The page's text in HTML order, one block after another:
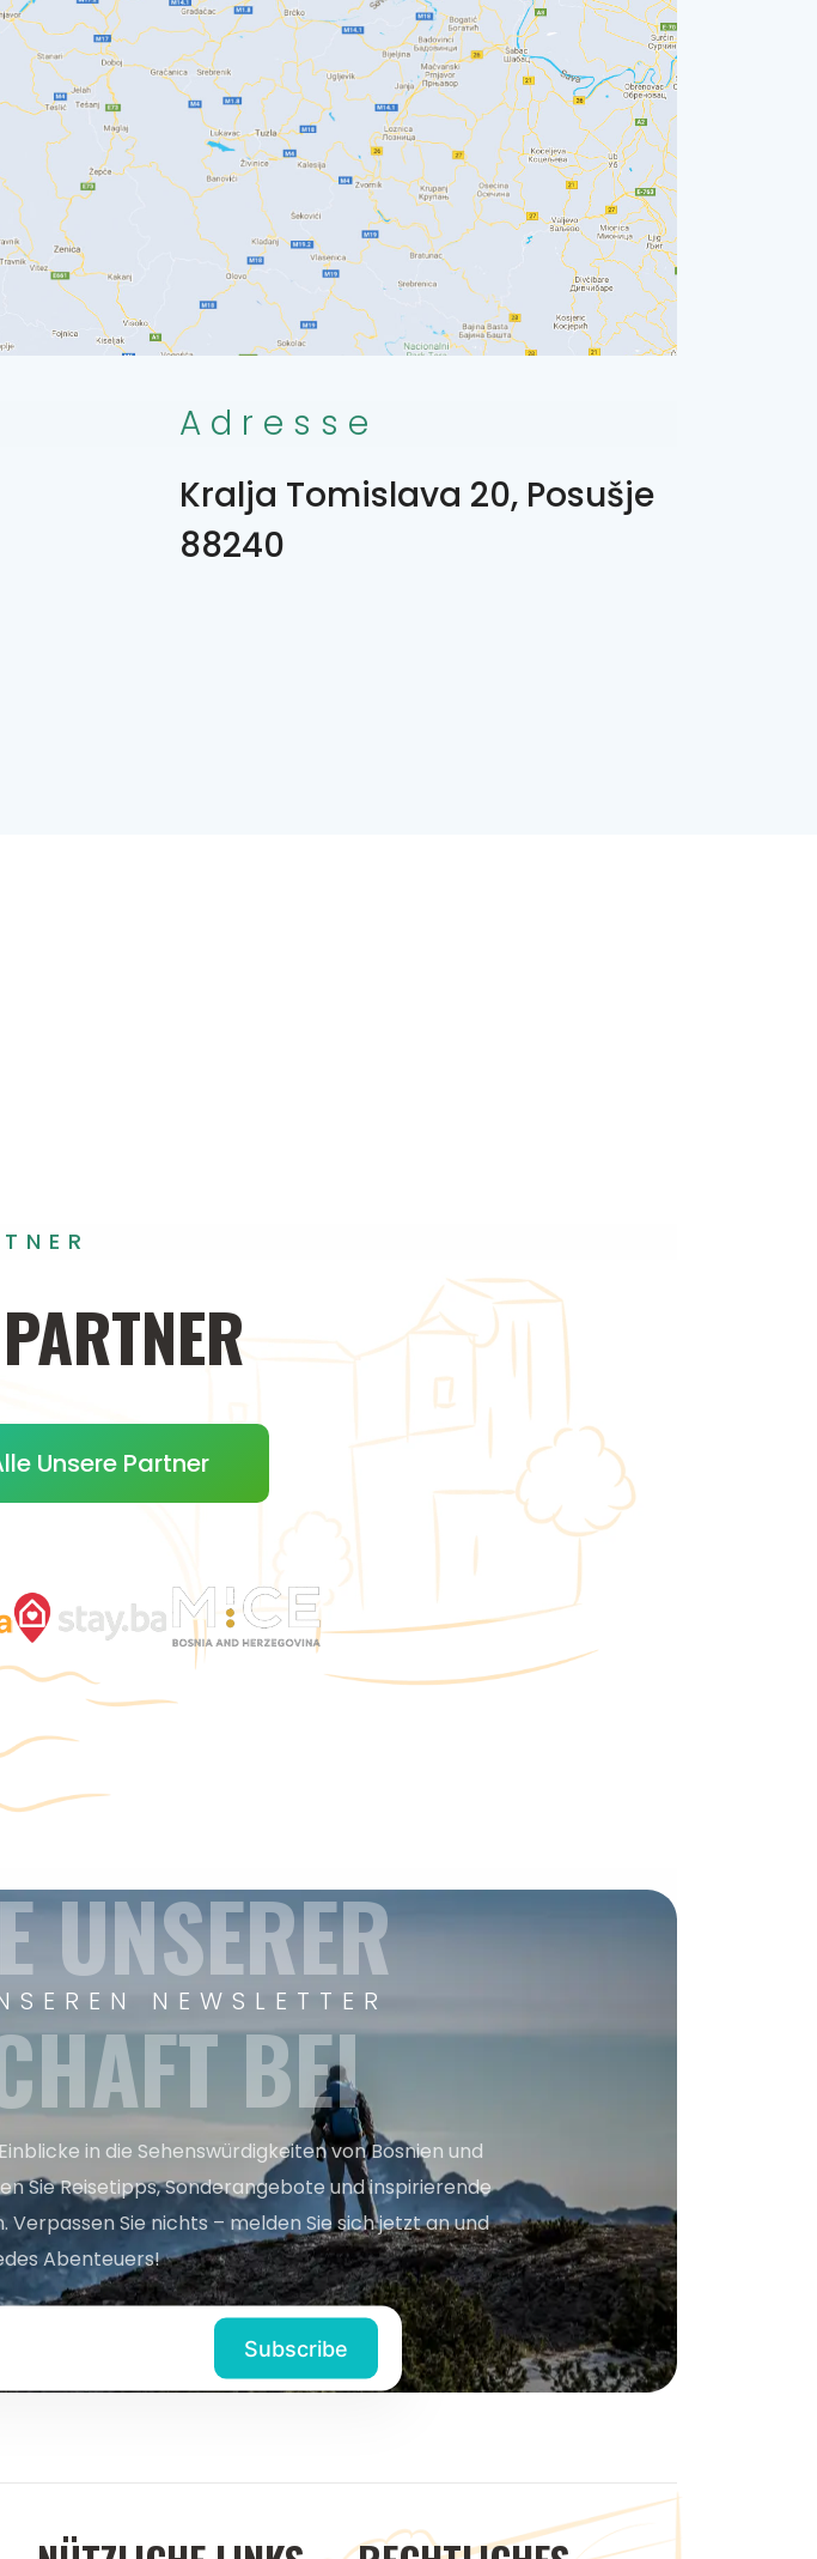
Adresse
Kralja Tomislava 20, Posušje
88240
PARTNER
Unsere Partner
NEWSLETTER
UNSERER
BEI
in die Sehenswürdigkeiten von Bosnien und
Sie Reisetipps, Sonderangebote und inspirierende
Sie nichts – melden Sie sich jetzt an und
Abenteuers!